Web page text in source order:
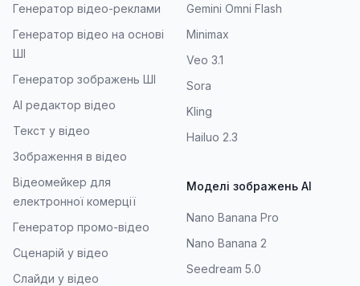
Генератор відео-реклами
Генератор відео на основі
ШІ
Генератор зображень ШІ
AI редактор відео
Текст у відео
Зображення в відео
Відеомейкер для
електронної комерції
Генератор промо-відео
Сценарій у відео
Слайди у відео
Gemini Omni Flash
Minimax
Veo 3.1
Sora
Kling
Hailuo 2.3
Моделі зображень AI
Nano Banana Pro
Nano Banana 2
Seedream 5.0